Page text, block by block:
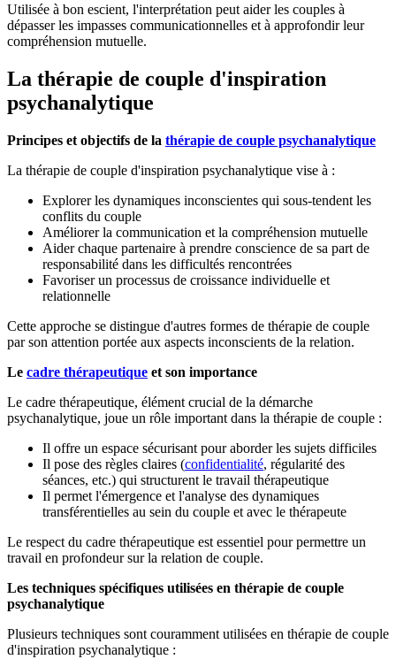
Utilisée à bon escient, l'interprétation peut aider les couples à
dépasser les impasses communicationnelles et à approfondir leur
compréhension mutuelle.
La thérapie de couple d'inspiration
psychanalytique
Principes et objectifs de la thérapie de couple psychanalytique
La thérapie de couple d'inspiration psychanalytique vise à :
Explorer les dynamiques inconscientes qui sous-tendent les
conflits du couple
Améliorer la communication et la compréhension mutuelle
Aider chaque partenaire à prendre conscience de sa part de
responsabilité dans les difficultés rencontrées
Favoriser un processus de croissance individuelle et
relationnelle
Cette approche se distingue d'autres formes de thérapie de couple
par son attention portée aux aspects inconscients de la relation.
Le cadre thérapeutique et son importance
Le cadre thérapeutique, élément crucial de la démarche
psychanalytique, joue un rôle important dans la thérapie de couple :
Il offre un espace sécurisant pour aborder les sujets difficiles
Il pose des règles claires (confidentialité, régularité des
séances, etc.) qui structurent le travail thérapeutique
Il permet l'émergence et l'analyse des dynamiques
transférentielles au sein du couple et avec le thérapeute
Le respect du cadre thérapeutique est essentiel pour permettre un
travail en profondeur sur la relation de couple.
Les techniques spécifiques utilisées en thérapie de couple
psychanalytique
Plusieurs techniques sont couramment utilisées en thérapie de couple
d'inspiration psychanalytique :